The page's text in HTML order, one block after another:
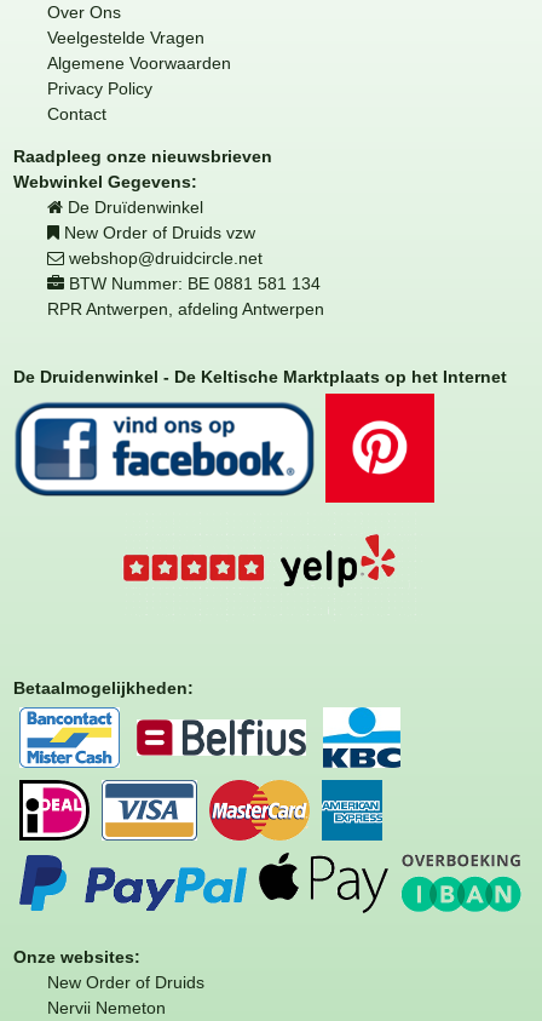
Over Ons
Veelgestelde Vragen
Algemene Voorwaarden
Privacy Policy
Contact
Raadpleeg onze nieuwsbrieven
Webwinkel Gegevens:
De Druïdenwinkel
New Order of Druids vzw
webshop@druidcircle.net
BTW Nummer: BE 0881 581 134
RPR Antwerpen, afdeling Antwerpen
De Druidenwinkel - De Keltische Marktplaats op het Internet
Betaalmogelijkheden:
Onze websites:
New Order of Druids
Nervii Nemeton